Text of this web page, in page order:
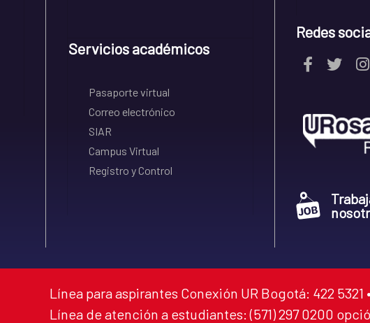
Servicios académicos
Pasaporte virtual
Correo electrónico
SIAR
Campus Virtual
Registro y Control
Redes
Línea para aspirantes Conexión UR Bogotá: 422 5321
Línea de atención a estudiantes: (571) 297 0200